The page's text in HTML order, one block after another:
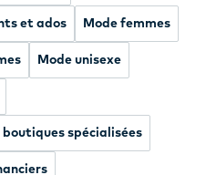
et ados Mode femmes
Mode unisexe
boutiques spécialisées